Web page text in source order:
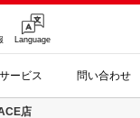
ービス 問い合わせ
Language
店